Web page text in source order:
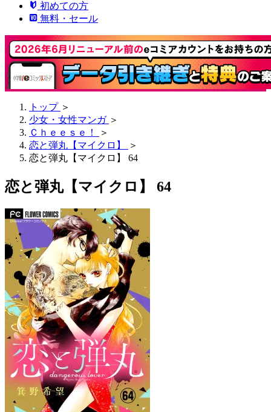
初めての方
無料・セール
トップ ＞
少女・女性マンガ ＞
Ｃｈｅｅｓｅ！
＞
恋と弾丸【マイクロ】
＞
恋と弾丸【マイクロ】 64
恋と弾丸【マイクロ】 64